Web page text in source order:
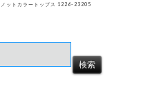
ノットカラートップス 1226-23205